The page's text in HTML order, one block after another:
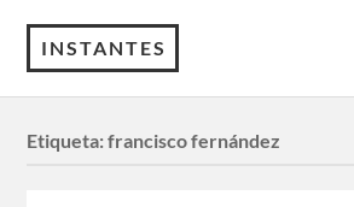
INSTANTES
Etiqueta:francisco fernández